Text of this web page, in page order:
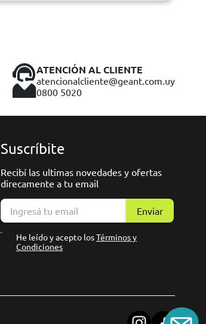
ATENCIÓN AL CLIENTE
atencionalcliente@geant.com.uy
0800 5020
Suscríbite
Recibí las ultimas novedades y ofertas
direcamente a tu email
Enviar
He leído y acepto losTérminos y
Condiciones